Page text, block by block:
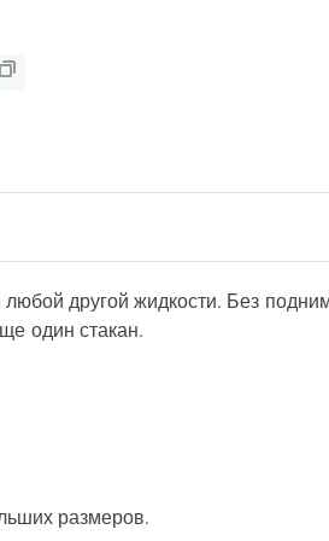
другой жидкости. Без
один стакан.
размеров.